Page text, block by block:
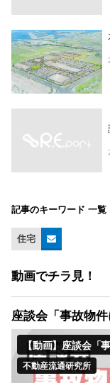
記事のキーワード 一覧
住宅
動画でチラ見！
座談会「事故物件